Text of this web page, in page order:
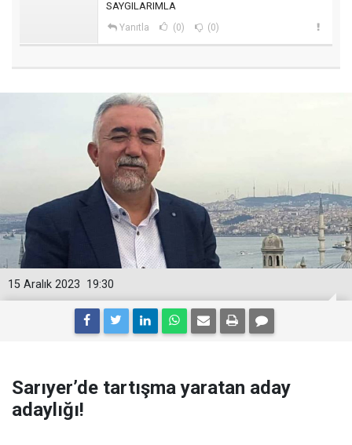
SAYGILARIMLA
Yanıtla (0) (0)
19:30
15 Aralık 2023
Sarıyer’de tartışma yaratan aday
adaylığı!